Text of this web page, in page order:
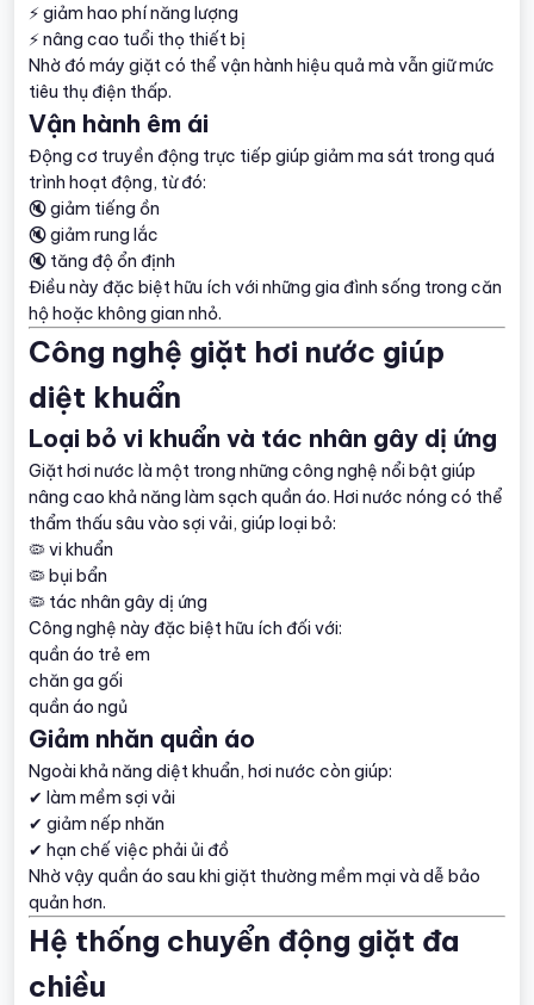
⚡ giảm hao phí năng lượng
⚡ nâng cao tuổi thọ thiết bị
Nhờ đó máy giặt có thể vận hành hiệu quả mà vẫn giữ mức
tiêu thụ điện thấp.
Vận hành êm ái
Động cơ truyền động trực tiếp giúp giảm ma sát trong quá
trình hoạt động, từ đó:
🔇 giảm tiếng ồn
🔇 giảm rung lắc
🔇 tăng độ ổn định
Điều này đặc biệt hữu ích với những gia đình sống trong căn
hộ hoặc không gian nhỏ.
Công nghệ giặt hơi nước giúp
diệt khuẩn
Loại bỏ vi khuẩn và tác nhân gây dị ứng
Giặt hơi nước là một trong những công nghệ nổi bật giúp
nâng cao khả năng làm sạch quần áo. Hơi nước nóng có thể
thẩm thấu sâu vào sợi vải, giúp loại bỏ:
🦠 vi khuẩn
🦠 bụi bẩn
🦠 tác nhân gây dị ứng
Công nghệ này đặc biệt hữu ích đối với:
quần áo trẻ em
chăn ga gối
quần áo ngủ
Giảm nhăn quần áo
Ngoài khả năng diệt khuẩn, hơi nước còn giúp:
✔ làm mềm sợi vải
✔ giảm nếp nhăn
✔ hạn chế việc phải ủi đồ
Nhờ vậy quần áo sau khi giặt thường mềm mại và dễ bảo
quản hơn.
Hệ thống chuyển động giặt đa
chiều